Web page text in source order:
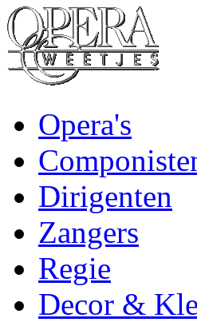
Opera's
Dirigenten
Zangers
Regie
Decor &